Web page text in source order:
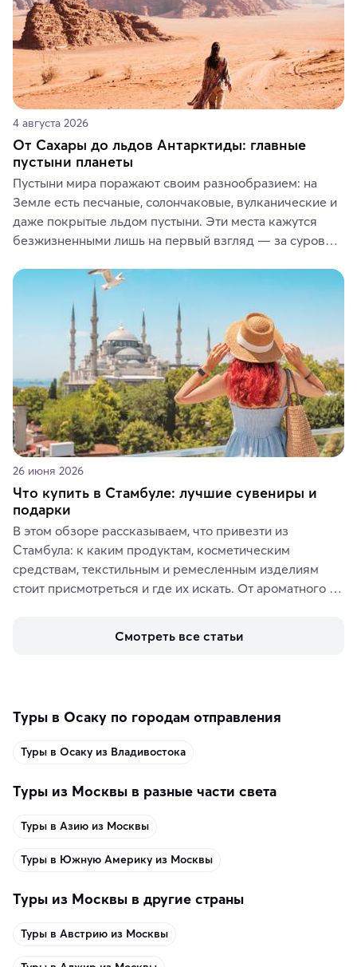
4 августа 2026
От Сахары до льдов Антарктиды: главные
пустыни планеты
Пустыни мира поражают своим разнообразием: на
Земле есть песчаные, солончаковые, вулканические и
даже покрытые льдом пустыни. Эти места кажутся
безжизненными лишь на первый взгляд — за суровой
животные и маршруты, которые дарят одни из самых
ярких впечатлений от путешествий.
26 июня 2026
Что купить в Стамбуле: лучшие сувениры и
подарки
В этом обзоре рассказываем, что привезти из
Стамбула: к каким продуктам, косметическим
средствам, текстильным и ремесленным изделиям
стоит присмотреться и где их искать. От ароматного
аутентичных лавках — в подарок близким или себе на
Смотреть все статьи
Туры в Осаку по городам отправления
Туры в Осаку из Владивостока
Туры из Москвы в разные части света
Туры в Азию из Москвы
Туры в Южную Америку из Москвы
Туры из Москвы в другие страны
Туры в Австрию из Москвы